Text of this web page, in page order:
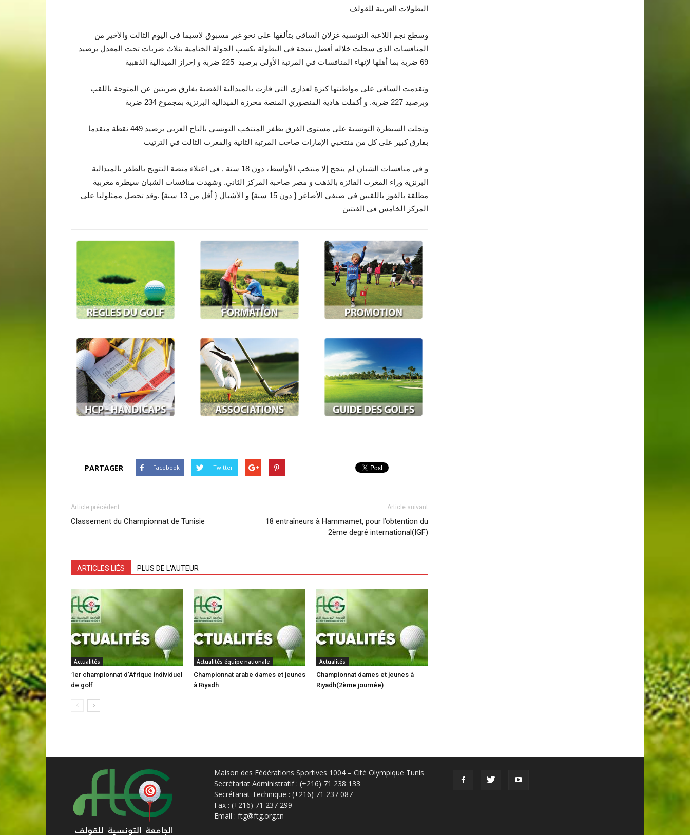
البطولات العربية للقولف
وسطع نجم اللاعبة التونسية غزلان الساقي بتألقها على نحو غير مسبوق لاسيما في اليوم الثالث والأخير من
المنافسات الذي سجلت خلاله أفضل نتيجة في البطولة بكسب الجولة الختامية بثلاث ضربات تحت المعدل برصيد
69 ضربة بما أهلها لإنهاء المنافسات في المرتبة الأولى برصيد 225 ضربة و إحراز الميدالية الذهبية
وتقدمت الساقي على مواطنتها كنزة لعذاري التي فازت بالميدالية الفضية بفارق ضربتين عن المتوجة باللقب
وبرصيد 227 ضربة. و أكملت هادية المنصوري المنصة محرزة الميدالية البرنزية بمجموع 234 ضربة
وتجلت السيطرة التونسية على مستوى الفرق بظفر المنتخب التونسي بالتاج العربي برصيد 449 نقطة متقدما
بفارق كبير على كل من منتخبي الإمارات صاحب المرتبة الثانية والمغرب الثالث في الترتيب
و في منافسات الشبان لم ينجح إلا منتخب الأواسط، دون 18 سنة , في اعتلاء منصة التتويج بالظفر بالميدالية
البرنزية وراء المغرب الفائزة بالذهب و مصر صاحبة المركز الثاني. وشهدت منافسات الشبان سيطرة مغربية
مطلقة بالفوز باللقبين في صنفي الأصاغر { دون 15 سنة} و الأشبال { أقل من 13 سنة} .وقد تحصل ممثلولنا على
المركز الخامس في الفئتين
PARTAGER Facebook Twitter
Article précédent
Classement du Championnat de Tunisie
Article suivant
18 entraîneurs à Hammamet, pour l’obtention du
2ème degré international(IGF)
ARTICLES LIÉS PLUS DE L'AUTEUR
Actualités
1er championnat d’Afrique individuel
de golf
Actualités équipe nationale
Championnat arabe dames et jeunes
à Riyadh
Actualités
Championnat dames et jeunes à
Riyadh(2ème journée)
Maison des Fédérations Sportives 1004 – Cité Olympique Tunis
Secrétariat Administratif : (+216) 71 238 133
Secrétariat Technique : (+216) 71 237 087
Fax : (+216) 71 237 299
Email : ftg@ftg.org.tn